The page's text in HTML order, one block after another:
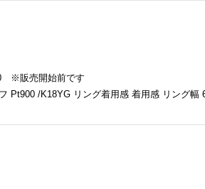
※販売開始前です
Pt900 /K18YG リング着用感 着用感 リング幅